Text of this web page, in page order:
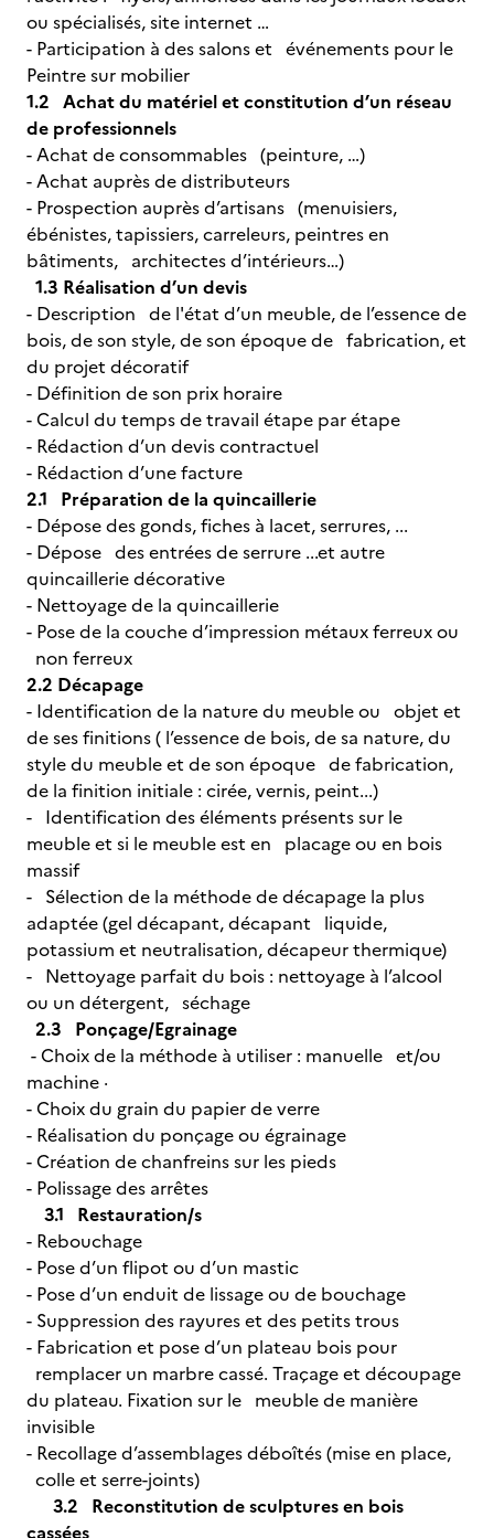
ou spécialisés, site internet …
- Participation à des salons et événements pour le
Peintre sur mobilier
1.2 Achat du matériel et constitution d’un réseau
de professionnels
- Achat de consommables (peinture, …)
- Achat auprès de distributeurs
- Prospection auprès d’artisans (menuisiers,
ébénistes, tapissiers, carreleurs, peintres en
bâtiments, architectes d’intérieurs…)
1.3 Réalisation d’un devis
- Description de l'état d’un meuble, de l’essence de
bois, de son style, de son époque de fabrication, et
du projet décoratif
- Définition de son prix horaire
- Calcul du temps de travail étape par étape
- Rédaction d’un devis contractuel
- Rédaction d’une facture
2.1 Préparation de la quincaillerie
- Dépose des gonds, fiches à lacet, serrures, ...
- Dépose des entrées de serrure ...et autre
quincaillerie décorative
- Nettoyage de la quincaillerie
- Pose de la couche d’impression métaux ferreux ou
non ferreux
2.2 Décapage
- Identification de la nature du meuble ou objet et
de ses finitions ( l’essence de bois, de sa nature, du
style du meuble et de son époque de fabrication,
de la finition initiale : cirée, vernis, peint...)
- Identification des éléments présents sur le
meuble et si le meuble est en placage ou en bois
massif
- Sélection de la méthode de décapage la plus
adaptée (gel décapant, décapant liquide,
potassium et neutralisation, décapeur thermique)
- Nettoyage parfait du bois : nettoyage à l’alcool
ou un détergent, séchage
2.3 Ponçage/Egrainage
- Choix de la méthode à utiliser : manuelle et/ou
machine ·
- Choix du grain du papier de verre
- Réalisation du ponçage ou égrainage
- Création de chanfreins sur les pieds
- Polissage des arrêtes
3.1 Restauration/s
- Rebouchage
- Pose d’un flipot ou d’un mastic
- Pose d’un enduit de lissage ou de bouchage
- Suppression des rayures et des petits trous
- Fabrication et pose d’un plateau bois pour
remplacer un marbre cassé. Traçage et découpage
du plateau. Fixation sur le meuble de manière
invisible
- Recollage d’assemblages déboîtés (mise en place,
colle et serre-joints)
3.2 Reconstitution de sculptures en bois
cassées